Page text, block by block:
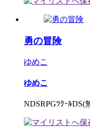
勇の冒険
ゆめこ
ゆめこ
NDSRPGﾂｸｰﾙ